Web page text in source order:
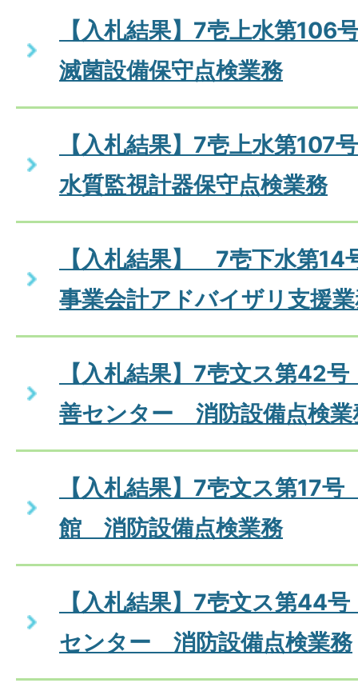
【入札結果】7壱上水第
滅菌設備保守点検業務
【入札結果】7壱上水第
水質監視計器保守点検業務
【入札結果】 7壱下水第
事業会計アドバイザリ支援
【入札結果】7壱文ス第42
善センター 消防設備点検業
【入札結果】7壱文ス第17
館 消防設備点検業務
【入札結果】7壱文ス第44
センター 消防設備点検業務